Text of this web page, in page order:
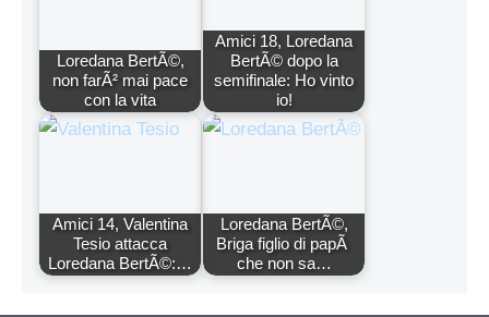
Loredana BertÃ©,
non farÃ² mai pace
con la vita
Amici 18, Loredana
BertÃ© dopo la
semifinale: Ho vinto
io!
Amici 14, Valentina
Tesio attacca
Loredana BertÃ©:…
Loredana BertÃ©,
Briga figlio di papÃ
che non sa…